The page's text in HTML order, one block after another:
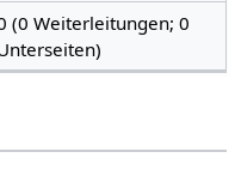
(0 Weiterleitungen; 0